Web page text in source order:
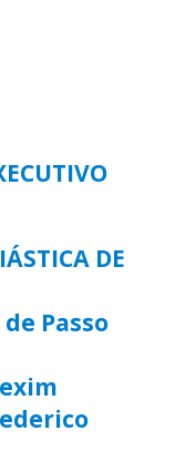
DE
Passo